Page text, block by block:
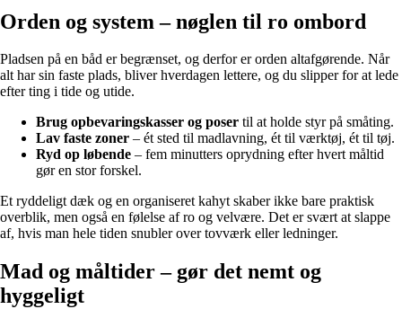
Orden og system – nøglen til ro ombord
Pladsen på en båd er begrænset, og derfor er orden altafgørende. Når
alt har sin faste plads, bliver hverdagen lettere, og du slipper for at lede
efter ting i tide og utide.
Brug opbevaringskasser og poser til at holde styr på småting.
Lav faste zoner – ét sted til madlavning, ét til værktøj, ét til tøj.
Ryd op løbende – fem minutters oprydning efter hvert måltid
gør en stor forskel.
Et ryddeligt dæk og en organiseret kahyt skaber ikke bare praktisk
overblik, men også en følelse af ro og velvære. Det er svært at slappe
af, hvis man hele tiden snubler over tovværk eller ledninger.
Mad og måltider – gør det nemt og
hyggeligt